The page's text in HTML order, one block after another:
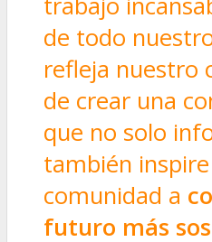
de todo
refleja nuestro
de crear una
que no solo
también
comunidad a
futuro más